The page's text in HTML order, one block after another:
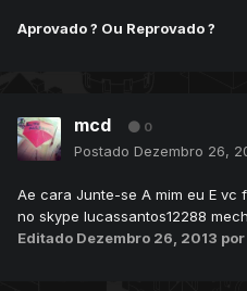
Aprovado ? Ou Reprovado ?
mcd 0
Postado Dezembro 26,
Ae cara Junte-se A mim eu E vc
no skype lucassantos12288
Editado Dezembro 26, 2013